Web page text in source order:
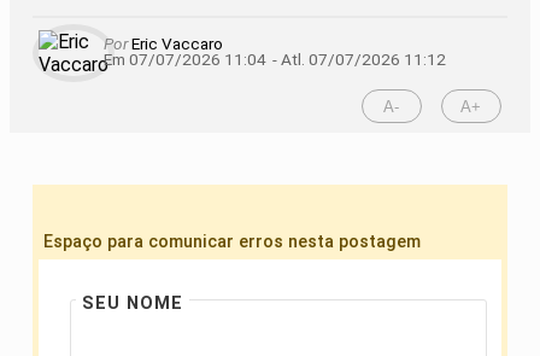
PorEric Vaccaro
Em 07/07/2026 11:04 - Atl. 07/07/2026 11:12
A- A+
Espaço para comunicar erros nesta postagem
SEU NOME